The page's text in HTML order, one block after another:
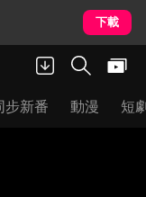
下載
步新番 動漫 短